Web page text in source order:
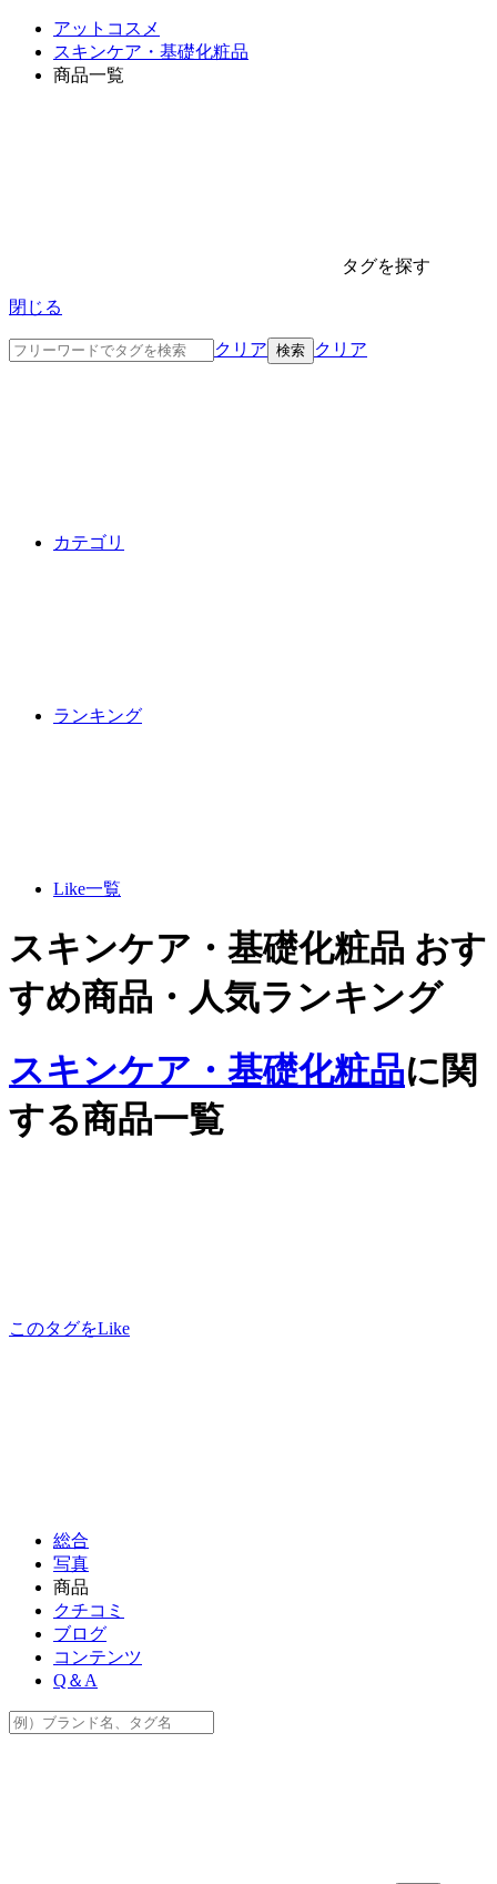
アットコスメ
スキンケア・基礎化粧品
商品一覧
タグを探す
閉じる
クリア クリア
カテゴリ
ランキング
Like一覧
スキンケア・基礎化粧品 おす
すめ商品・人気ランキング
スキンケア・基礎化粧品に関
する商品一覧
このタグをLike
総合
写真
商品
クチコミ
ブログ
コンテンツ
Q＆A